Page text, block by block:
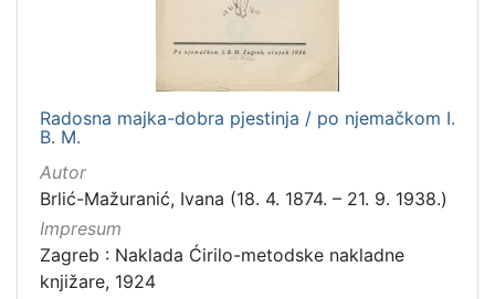
Radosna majka-dobra pjestinja / po njemačkom I.
B. M.
Autor
Brlić-Mažuranić, Ivana (18. 4. 1874. – 21. 9. 1938.)
Impresum
Zagreb : Naklada Ćirilo-metodske nakladne
knjižare, 1924